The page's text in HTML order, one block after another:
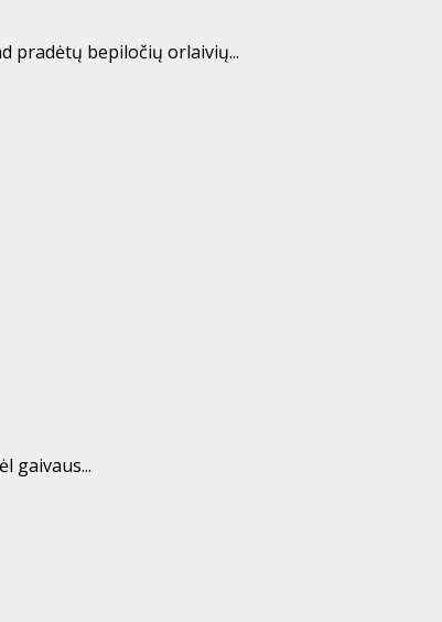
pradėtų bepiločių orlaivių...
gaivaus...